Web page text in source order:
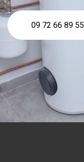
09 72 66 89 55